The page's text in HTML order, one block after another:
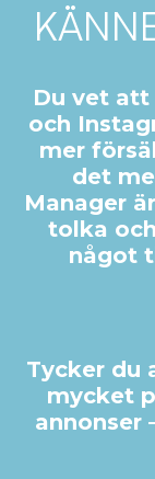
Du vet att
och
mer
det
Manager
tolka
något
Tycker du
mycket
annonser